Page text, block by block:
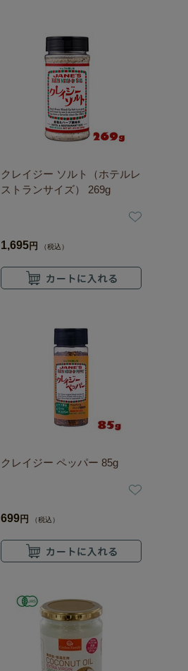
クレイジー ソルト（ホテルレ
ストランサイズ） 269g
1,695 円 （税込）
クレイジー ペッパー 85g
699 円 （税込）